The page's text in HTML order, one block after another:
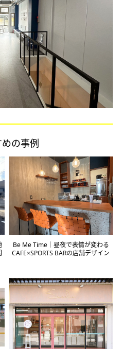
の事例
Be Me Time｜昼夜で表情が変わる
CAFE×SPORTS BARの店舗デザイン